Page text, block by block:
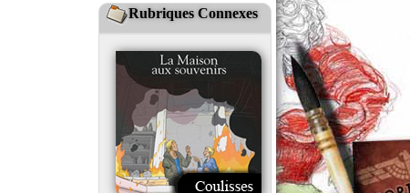
Rubriques Connexes